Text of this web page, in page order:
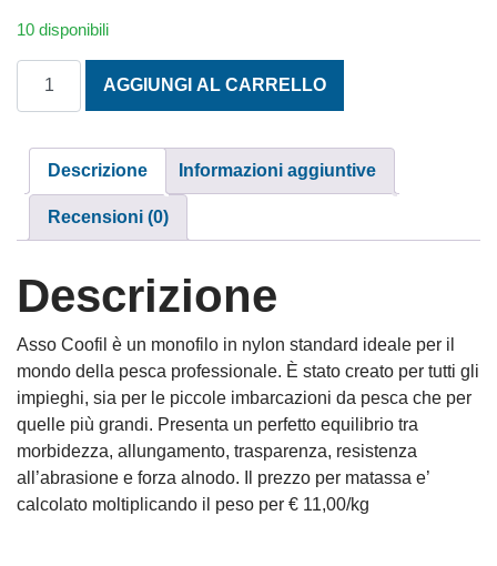
10 disponibili
AGGIUNGI AL CARRELLO
Descrizione Informazioni aggiuntive
Recensioni (0)
Descrizione
Asso Coofil è un monofilo in nylon standard ideale per il
mondo della pesca professionale. È stato creato per tutti gli
impieghi, sia per le piccole imbarcazioni da pesca che per
quelle più grandi. Presenta un perfetto equilibrio tra
morbidezza, allungamento, trasparenza, resistenza
all’abrasione e forza alnodo. Il prezzo per matassa e’
calcolato moltiplicando il peso per € 11,00/kg